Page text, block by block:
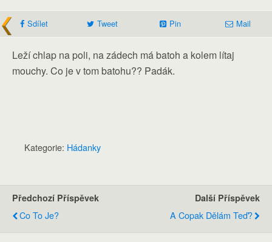
Sdílet Tweet Pin Mail
Leží chlap na poli, na zádech má batoh a kolem lítaj
mouchy. Co je v tom batohu?? Padák.
Kategorie: Hádanky
Předchozí Příspěvek
Co To Je?
Další Příspěvek
A Copak Dělám Teď?